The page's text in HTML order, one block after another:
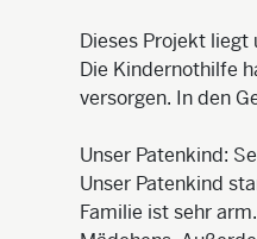
Dieses Projekt
Die Kindernothilfe
versorgen. In den
Unser Patenkind:
Unser Patenkind
Familie ist sehr